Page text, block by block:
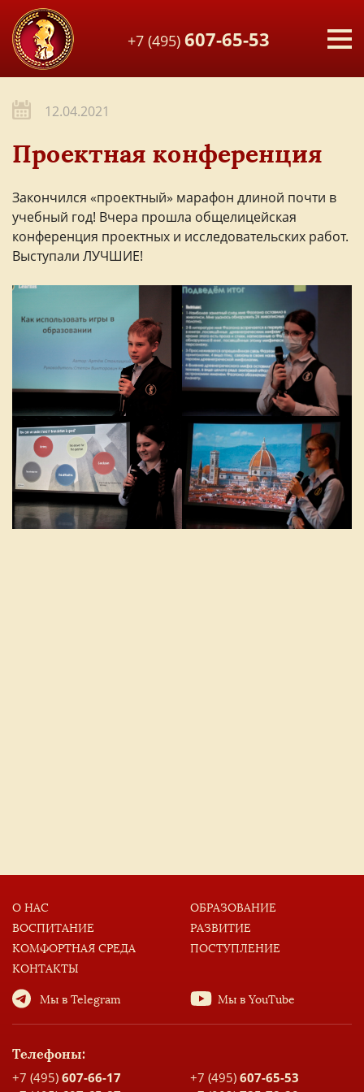
+7 (495) 607-65-53
12.04.2021
Проектная конференция
Закончился «проектный» марафон длиной почти в
учебный год! Вчера прошла общелицейская
конференция проектных и исследовательских работ.
Выступали ЛУЧШИЕ!
О НАС
ОБРАЗОВАНИЕ
ВОСПИТАНИЕ
РАЗВИТИЕ
КОМФОРТНАЯ СРЕДА
ПОСТУПЛЕНИЕ
КОНТАКТЫ
Мы в Telegram Мы в YouTube
Телефоны:
+7 (495) 607-66-17 +7 (495) 607-65-53